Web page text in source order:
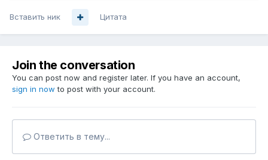
Вставить ник Цитата
Join the conversation
You can post now and register later. If you have an account,
sign in now to post with your account.
Ответить в тему...